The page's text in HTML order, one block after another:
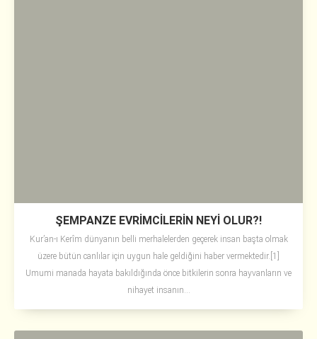
ŞEMPANZE EVRİMCİLERİN NEYİ OLUR?!
Kur’an-ı Kerîm dünyanın belli merhalelerden geçerek insan başta olmak
üzere bütün canlılar için uygun hale geldiğini haber vermektedir.[1]
Umumi manada hayata bakıldığında önce bitkilerin sonra hayvanların ve
nihayet insanın...